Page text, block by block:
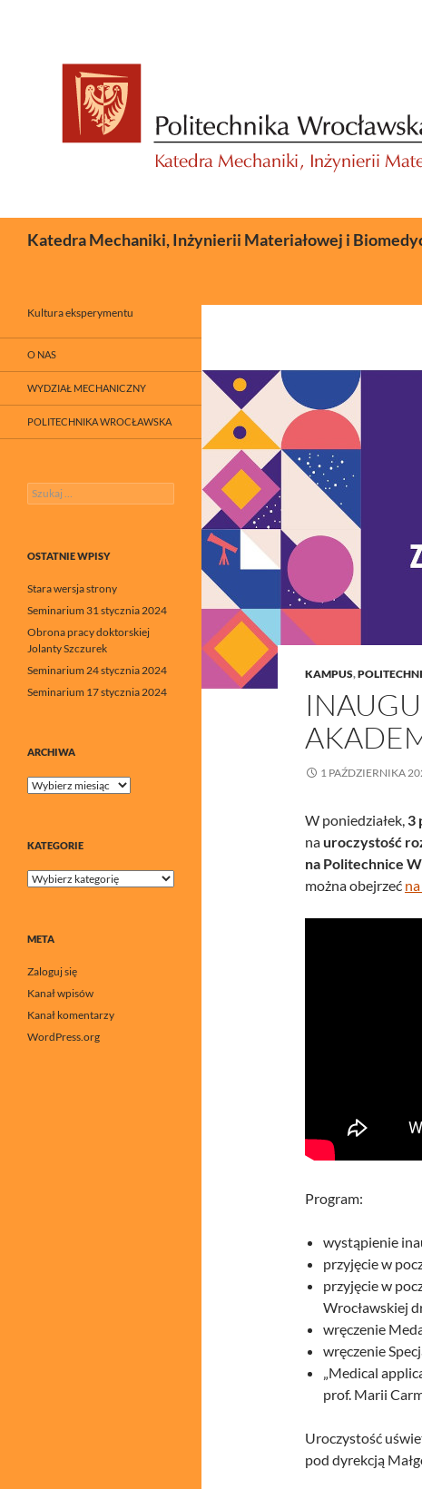
Katedra Mechaniki, Inżynierii Materiałowej i
KAMPUS,
1 PAŹDZIERNIKA
W poniedziałek, 3
nauroczystość
na Politechnice
można obejrzeć
Program:
wystąpienie
przyjęcie w
przyjęcie w
Wrocławskiej
wręczenie
wręczenie
„Medical
prof. Marii
Uroczystość
pod dyrekcją
Kultura eksperymentu
O NAS
WYDZIAŁ MECHANICZNY
POLITECHNIKA WROCŁAWSKA
Szukaj:
OSTATNIE WPISY
Stara wersja strony
Seminarium 31 stycznia 2024
Obrona pracy doktorskiej
Jolanty Szczurek
Seminarium 24 stycznia 2024
Seminarium 17 stycznia 2024
ARCHIWA
Archiwa
KATEGORIE
Kategorie
META
Zaloguj się
Kanał wpisów
Kanał komentarzy
WordPress.org